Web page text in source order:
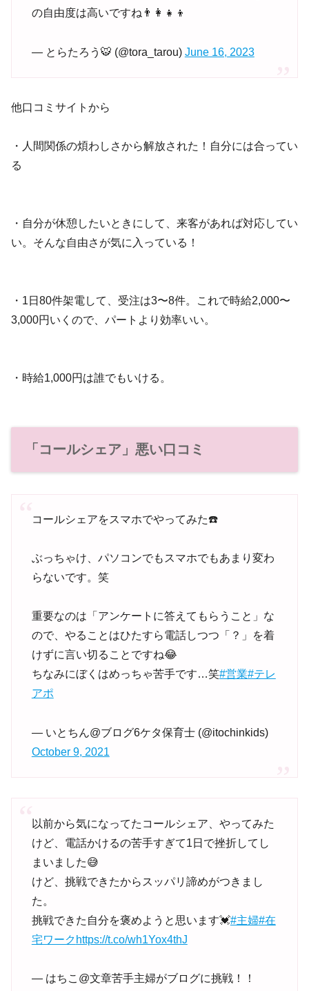
の自由度は高いですね👨‍👩‍👧‍👦
— とらたろう🐯 (@tora_tarou) June 16, 2023
他口コミサイトから
・人間関係の煩わしさから解放された！自分には合ってい
る
・自分が休憩したいときにして、来客があれば対応してい
い。そんな自由さが気に入っている！
・1日80件架電して、受注は3〜8件。これで時給2,000〜
3,000円いくので、パートより効率いい。
・時給1,000円は誰でもいける。
「コールシェア」悪い口コミ
コールシェアをスマホでやってみた☎️
ぶっちゃけ、パソコンでもスマホでもあまり変わ
らないです。笑
重要なのは「アンケートに答えてもらうこと」な
ので、やることはひたすら電話しつつ「？」を着
けずに言い切ることですね😂
ちなみにぼくはめっちゃ苦手です…笑#営業#テレ
アポ
— いとちん@ブログ6ケタ保育士 (@itochinkids)
October 9, 2021
以前から気になってたコールシェア、やってみた
けど、電話かけるの苦手すぎて1日で挫折してし
まいました😅
けど、挑戦できたからスッパリ諦めがつきまし
た。
挑戦できた自分を褒めようと思います💓#主婦#在
宅ワーク https://t.co/wh1Yox4thJ
— はちこ@文章苦手主婦がブログに挑戦！！